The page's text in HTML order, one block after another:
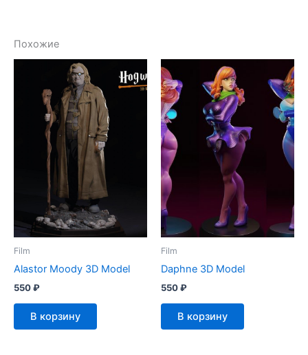
Похожие
Film
Alastor Moody 3D Model
550₽
В корзину
Film
Daphne 3D Model
550₽
В корзину